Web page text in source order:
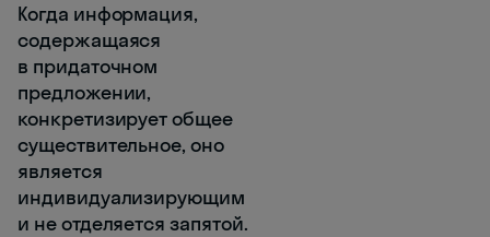
Когда информация,
содержащаяся
в придаточном
предложении,
конкретизирует общее
существительное, оно
является
индивидуализирующим
и не отделяется запятой.